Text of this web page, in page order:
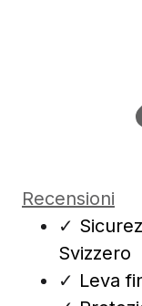
Recensioni
✓
Svizzero
✓ Leva